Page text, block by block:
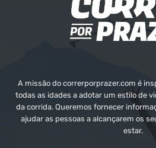
A missão do correrporprazer.com é
todas as idades a adotar um estilo de
da corrida. Queremos fornecer
ajudar as pessoas a alcançarem os
estar.